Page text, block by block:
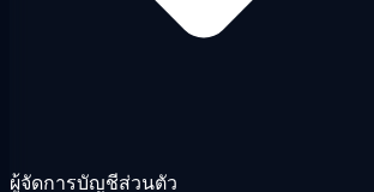
ผู้จัดการบัญชีส่วนตัว